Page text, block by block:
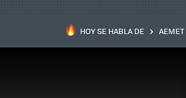
HOY SE HABLA DE AEMET